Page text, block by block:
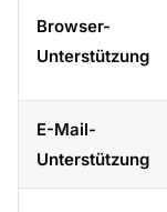
Browser-
Unterstützung
E-Mail-
Unterstützung